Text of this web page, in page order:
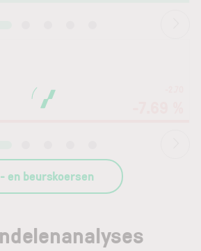
en beurskoersen